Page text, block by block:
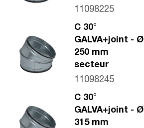
11098225
C 30°
GALVA+joint - Ø
250 mm
secteur
11098245
C 30°
GALVA+joint - Ø
315 mm